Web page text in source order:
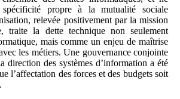
propre à la mutualité sociale
relevée positivement par la mission
traite la dette technique non seulement
mais comme un enjeu de maîtrise
les métiers. Une gouvernance conjointe
direction des systèmes d’information a été
l’affectation des forces et des budgets soit